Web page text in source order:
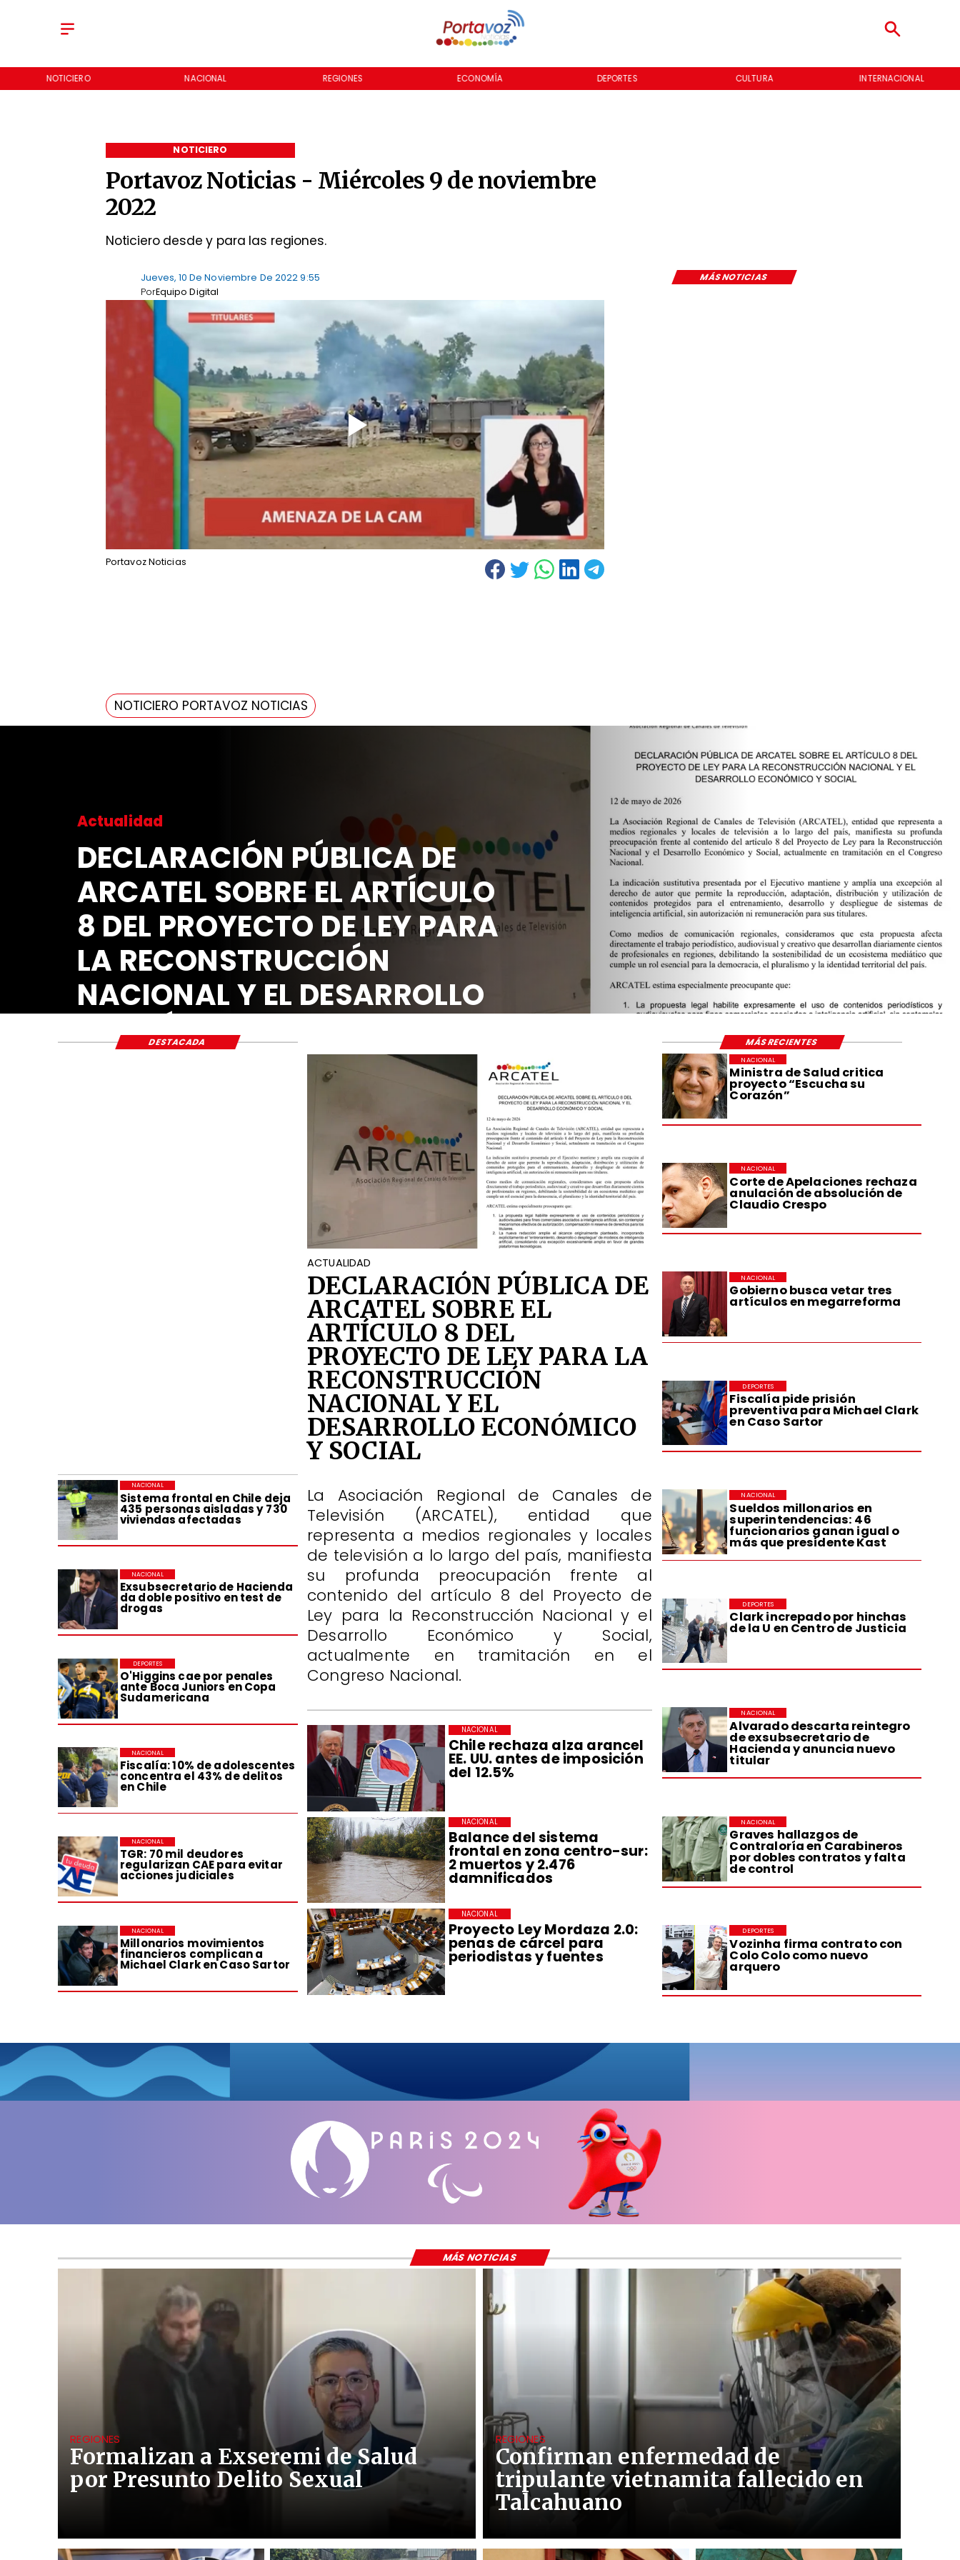
NOTICIERO NACIONAL REGIONES ECONOMÍA DEPORTES CULTURA INTERNACIONAL
Portavoz Noticias - Miércoles 9 de noviembre
2022
Noticiero desde y para las regiones.
NOTICIERO
MÁS NOTICIAS
Jueves, 10 De Noviembre De 2022 9:55
Equipo Digital
Por
Portavoz Noticias
NOTICIERO PORTAVOZ NOTICIAS
Actualidad
DECLARACIÓN PÚBLICA DE
ARCATEL SOBRE EL ARTÍCULO
8 DEL PROYECTO DE LEY PARA
LA RECONSTRUCCIÓN
NACIONAL Y EL DESARROLLO
ECONÓMICO Y SOCIAL
Ministra de Salud critica
proyecto “Escucha su
Corazón”
NACIONAL
Corte de Apelaciones rechaza
anulación de absolución de
Claudio Crespo
NACIONAL
Gobierno busca vetar tres
artículos en megarreforma
NACIONAL
Fiscalía pide prisión
preventiva para Michael Clark
en Caso Sartor
DEPORTES
Sueldos millonarios en
superintendencias: 46
funcionarios ganan igual o
más que presidente Kast
NACIONAL
Clark increpado por hinchas
de la U en Centro de Justicia
DEPORTES
Alvarado descarta reintegro
de exsubsecretario de
Hacienda y anuncia nuevo
titular
NACIONAL
Graves hallazgos de
Contraloría en Carabineros
por dobles contratos y falta
de control
NACIONAL
Vozinha firma contrato con
Colo Colo como nuevo
arquero
DEPORTES
Sistema frontal en Chile deja
435 personas aisladas y 730
viviendas afectadas
NACIONAL
Exsubsecretario de Hacienda
da doble positivo en test de
drogas
NACIONAL
O'Higgins cae por penales
ante Boca Juniors en Copa
Sudamericana
DEPORTES
Fiscalía: 10% de adolescentes
concentra el 43% de delitos
en Chile
NACIONAL
TGR: 70 mil deudores
regularizan CAE para evitar
acciones judiciales
NACIONAL
Millonarios movimientos
financieros complican a
Michael Clark en Caso Sartor
NACIONAL
Chile rechaza alza arancel
EE. UU. antes de imposición
del 12.5%
NACIONAL
Balance del sistema
frontal en zona centro-sur:
2 muertos y 2.476
damnificados
NACIONAL
Proyecto Ley Mordaza 2.0:
penas de cárcel para
periodistas y fuentes
NACIONAL
ACTUALIDAD
DECLARACIÓN PÚBLICA DE
ARCATEL SOBRE EL
ARTÍCULO 8 DEL
PROYECTO DE LEY PARA LA
RECONSTRUCCIÓN
NACIONAL Y EL
DESARROLLO ECONÓMICO
Y SOCIAL
La Asociación Regional de Canales de
Televisión (ARCATEL), entidad que
representa a medios regionales y locales
de televisión a lo largo del país, manifiesta
su profunda preocupación frente al
contenido del artículo 8 del Proyecto de
Ley para la Reconstrucción Nacional y el
Desarrollo Económico y Social,
actualmente en tramitación en el
Congreso Nacional.
DESTACADA MÁS RECIENTES
Formalizan a Exseremi de Salud
por Presunto Delito Sexual
REGIONES
Confirman enfermedad de
tripulante vietnamita fallecido en
Talcahuano
REGIONES
MÁS NOTICIAS